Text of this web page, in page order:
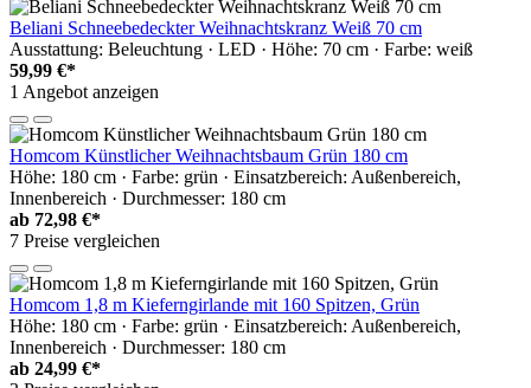
Beliani Schneebedeckter Weihnachtskranz Weiß 70 cm
Ausstattung: Beleuchtung · LED · Höhe: 70 cm · Farbe: weiß
59,99 €*
1 Angebot anzeigen
Homcom Künstlicher Weihnachtsbaum Grün 180 cm
Höhe: 180 cm · Farbe: grün · Einsatzbereich: Außenbereich,
Innenbereich · Durchmesser: 180 cm
ab 72,98 €*
7 Preise vergleichen
Homcom 1,8 m Kieferngirlande mit 160 Spitzen, Grün
Höhe: 180 cm · Farbe: grün · Einsatzbereich: Außenbereich,
Innenbereich · Durchmesser: 180 cm
ab 24,99 €*